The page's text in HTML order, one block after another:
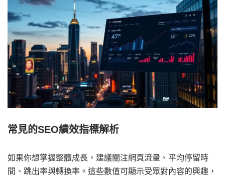
常見的SEO績效指標解析
如果你想掌握整體成長，建議關注網頁流量、平均停留時
間、跳出率與轉換率。這些數值可顯示受眾對內容的興趣，